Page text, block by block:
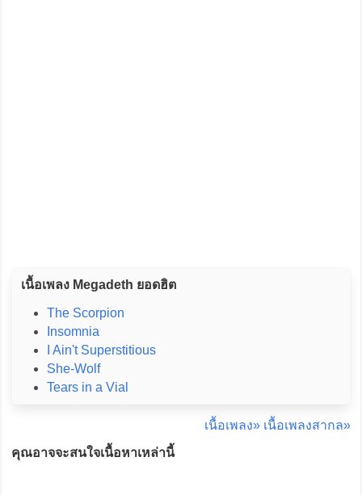
เนื้อเพลง Megadeth ยอดฮิต
The Scorpion
Insomnia
I Ain't Superstitious
She-Wolf
Tears in a Vial
เนื้อเพลง» เนื้อเพลงสากล»
คุณอาจจะสนใจเนื้อหาเหล่านี้